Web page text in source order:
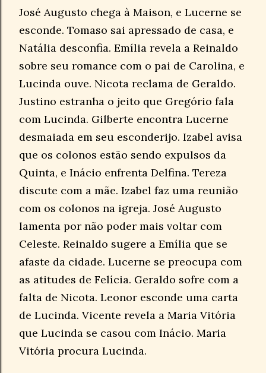
José Augusto chega à Maison, e Lucerne se
esconde. Tomaso sai apressado de casa, e
Natália desconfia. Emília revela a Reinaldo
sobre seu romance com o pai de Carolina, e
Lucinda ouve. Nicota reclama de Geraldo.
Justino estranha o jeito que Gregório fala
com Lucinda. Gilberte encontra Lucerne
desmaiada em seu esconderijo. Izabel avisa
que os colonos estão sendo expulsos da
Quinta, e Inácio enfrenta Delfina. Tereza
discute com a mãe. Izabel faz uma reunião
com os colonos na igreja. José Augusto
lamenta por não poder mais voltar com
Celeste. Reinaldo sugere a Emília que se
afaste da cidade. Lucerne se preocupa com
as atitudes de Felícia. Geraldo sofre com a
falta de Nicota. Leonor esconde uma carta
de Lucinda. Vicente revela a Maria Vitória
que Lucinda se casou com Inácio. Maria
Vitória procura Lucinda.